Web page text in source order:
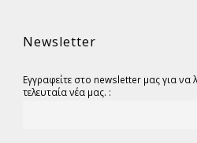
Newsletter
Εγγραφείτε στο newsletter μας για να
τελευταία νέα μας. :